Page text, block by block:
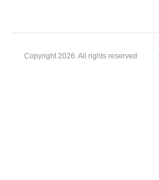
Copyright 2026. All rights reserved